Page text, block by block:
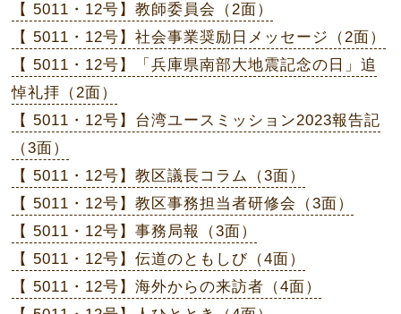
【 5011・12号】教師委員会（2面）
【 5011・12号】社会事業奨励日メッセージ（2面）
【 5011・12号】「兵庫県南部大地震記念の日」追
悼礼拝（2面）
【 5011・12号】台湾ユースミッション2023報告記
（3面）
【 5011・12号】教区議長コラム（3面）
【 5011・12号】教区事務担当者研修会（3面）
【 5011・12号】事務局報（3面）
【 5011・12号】伝道のともしび（4面）
【 5011・12号】海外からの来訪者（4面）